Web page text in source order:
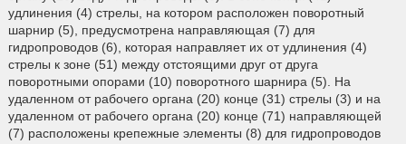
удлинения (4) стрелы, на котором расположен поворотный
шарнир (5), предусмотрена направляющая (7) для
гидропроводов (6), которая направляет их от удлинения (4)
стрелы к зоне (51) между отстоящими друг от друга
поворотными опорами (10) поворотного шарнира (5). На
удаленном от рабочего органа (20) конце (31) стрелы (3) и на
удаленном от рабочего органа (20) конце (71) направляющей
(7) расположены крепежные элементы (8) для гидропроводов